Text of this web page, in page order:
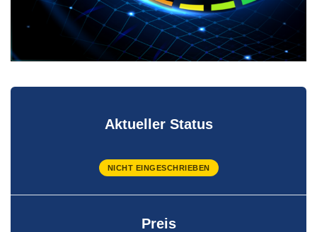
Aktueller Status
NICHT EINGESCHRIEBEN
Preis